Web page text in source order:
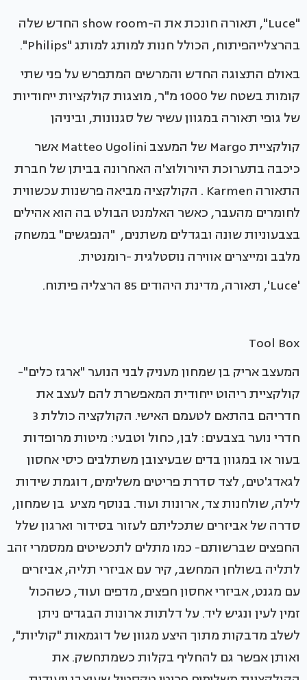
"Luce", תאורה חונכת את ה-show room החדש שלה
בהרצלייהפיתוח, הכולל חנות למותג למותג "Philips".
באולם התצוגה החדש והמרשים המתפרש על פני שתי
קומות בשטח של 1000 מ"ר, מוצגות קולקציות ייחודיות
של גופי תאורה במגוון עשיר של סגנונות, וביניהן
קולקציית Margo של המעצב Matteo Ugolini אשר
כיכבה בתערוכת היורולוצ'ה האחרונה בביתן של חברת
התאורה Karmen . הקולקציה מביאה פרשנות עכשווית
לחומרים מהעבר, כאשר האלמנט הבולט בה הוא אהילים
בצבעוניות שונה ובגדלים משתנים, "הנפגשים" במשחק
מלבב ומייצרים אווירה נוסטלגית -רומנטית.
'Luce', תאורה, מדינת היהודים 85 הרצליה פיתוח.
Tool Box
המעצב אריק בן שמחון מעניק לבני הנוער "ארגז כלים"-
קולקציית ריהוט ייחודית המאפשרת להם לעצב את
חדריהם בהתאם לטעמם האישי. הקולקציה כוללת 3
חדרי נוער בצבעים: לבן, כחול וטבעי: מיטות מרופדות
בעור או במגוון בדים שבעיצובן משתלבים כיסי אחסון
לגאדג'טים, לצד סדרת פריטים משלימים, דוגמת שידות
לילה, שולחנות צד, ארונות ועוד. בנוסף מציע בן שמחון,
סדרה של אביזרים שתכליתם לעזור בסידור וארגון שלל
החפצים שברשותם- כמו מתלים לתכשיטים ממסמרי זהב
לתליה בשולחן המחשב, קיר עם אביזרי תליה, אביזרים
עם מגנט, אביזרי אחסון חפצים, מדפים ועוד, כשהכול
זמין לעין ונגיש ליד. על דלתות ארונות הבגדים ניתן
לשלב מדבקות מתוך היצע מגוון של דוגמאות "קוליות",
ואותן אפשר גם להחליף בקלות כשמתחשק. את